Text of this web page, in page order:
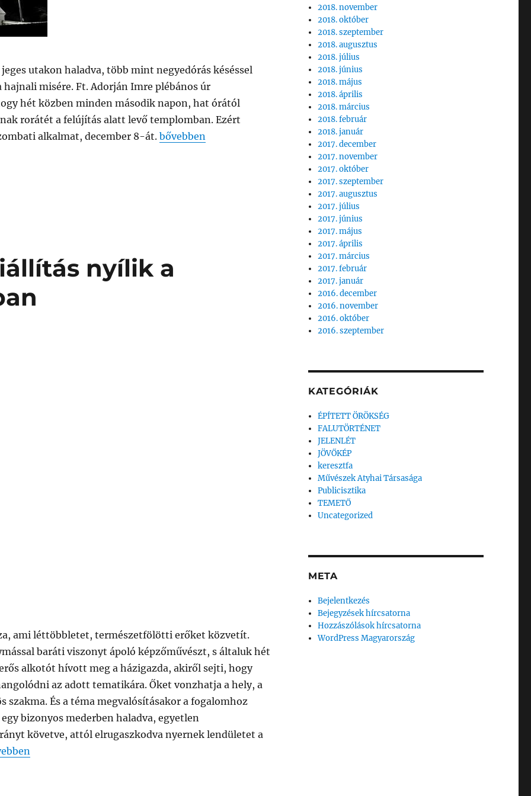
utakon haladva, több mint negyedórás késéssel
hajnali misére. Ft. Adorján Imre plébános úr
hét közben minden második napon, hat órától
rorátét a felújítás alatt levő templomban. Ezért
alkalmat, december 8-át.„RORÁTÉN JÁRTUNK”
bővebben
nyílik a
ami léttöbbletet, természetfölötti erőket közvetít.
baráti viszonyt ápoló képzőművészt, s általuk hét
alkotót hívott meg a házigazda, akiről sejti, hogy
az adott tematikára. Őket vonzhatja a hely, a
szakma. És a téma megvalósításakor a fogalomhoz
bizonyos mederben haladva, egyetlen
követve, attól elrugaszkodva nyernek lendületet a
– Új kiállítás nyílik a Kakasülő Galériában”
2018. november
2018. október
2018. szeptember
2018. augusztus
2018. július
2018. június
2018. május
2018. április
2018. március
2018. február
2018. január
2017. december
2017. november
2017. október
2017. szeptember
2017. augusztus
2017. július
2017. június
2017. május
2017. április
2017. március
2017. február
2017. január
2016. december
2016. november
2016. október
2016. szeptember
KATEGÓRIÁK
ÉPÍTETT ÖRÖKSÉG
FALUTÖRTÉNET
JELENLÉT
JÖVŐKÉP
keresztfa
Művészek Atyhai Társasága
Publicisztika
TEMETŐ
Uncategorized
META
Bejelentkezés
Bejegyzések hírcsatorna
Hozzászólások hírcsatorna
WordPress Magyarország